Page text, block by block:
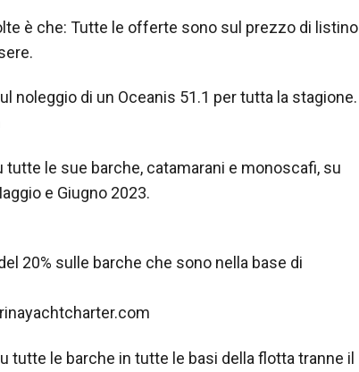
è che: Tutte le offerte sono sul prezzo di listino
noleggio di un Oceanis 51.1 per tutta la stagione.
le sue barche, catamarani e monoscafi, su
e Giugno 2023.
20% sulle barche che sono nella base di
tutte le barche in tutte le basi della flotta tranne il